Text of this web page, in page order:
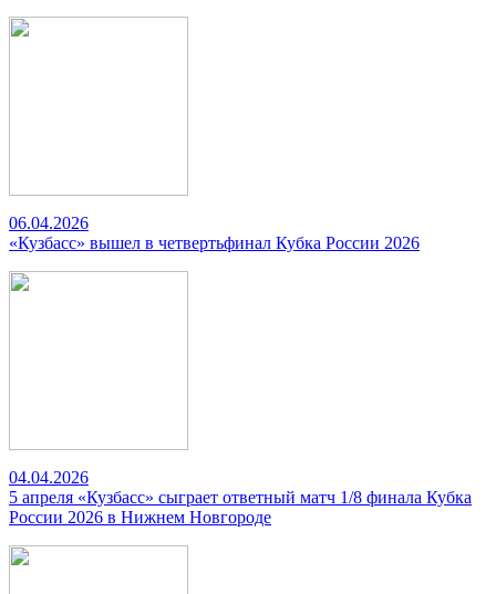
06.04.2026
«Кузбасс» вышел в четвертьфинал Кубка России 2026
04.04.2026
5 апреля «Кузбасс» сыграет ответный матч 1/8 финала Кубка
России 2026 в Нижнем Новгороде